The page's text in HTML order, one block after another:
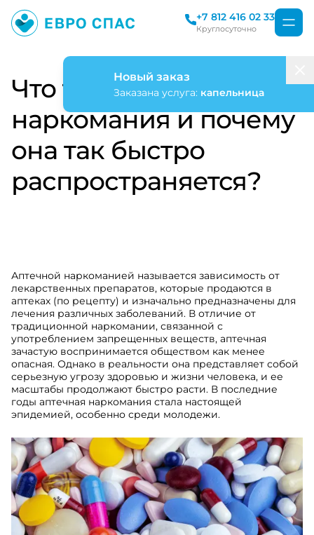
+7 812 416 02 33
Круглосуточно
Что такое аптечная
наркомания и почему
она так быстро
распространяется?
Аптечной наркоманией называется зависимость от
лекарственных препаратов, которые продаются в
аптеках (по рецепту) и изначально предназначены для
лечения различных заболеваний. В отличие от
традиционной наркомании, связанной с
употреблением запрещенных веществ, аптечная
зачастую воспринимается обществом как менее
опасная. Однако в реальности она представляет собой
серьезную угрозу здоровью и жизни человека, и ее
масштабы продолжают быстро расти. В последние
годы аптечная наркомания стала настоящей
эпидемией, особенно среди молодежи.
Новый заказ
Заказана услуга: капельница